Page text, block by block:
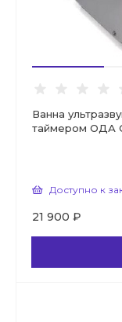
Ванна
таймером ОДА
Доступно к
21 900 ₽